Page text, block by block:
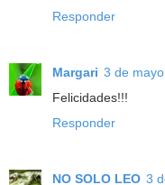
Responder
Margari 3 de
Felicidades!!!
Responder
NO SOLO LEO 3